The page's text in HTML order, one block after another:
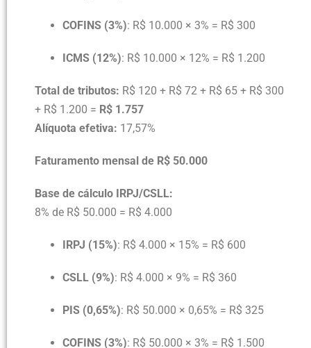
COFINS (3%): R$ 10.000 × 3% = R$ 300
ICMS (12%): R$ 10.000 × 12% = R$ 1.200
Total de tributos: R$ 120 + R$ 72 + R$ 65 + R$ 300
+ R$ 1.200 = R$ 1.757
Alíquota efetiva: 17,57%
Faturamento mensal de R$ 50.000
Base de cálculo IRPJ/CSLL:
8% de R$ 50.000 = R$ 4.000
IRPJ (15%): R$ 4.000 × 15% = R$ 600
CSLL (9%): R$ 4.000 × 9% = R$ 360
PIS (0,65%): R$ 50.000 × 0,65% = R$ 325
COFINS (3%): R$ 50.000 × 3% = R$ 1.500